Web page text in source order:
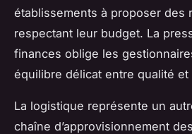
établissements à proposer des
respectant leur budget. La
finances oblige les
équilibre délicat entre qualité et
La logistique représente un
chaîne d’approvisionnement